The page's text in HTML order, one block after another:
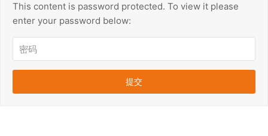
This content is password protected. To view it please
enter your password below: